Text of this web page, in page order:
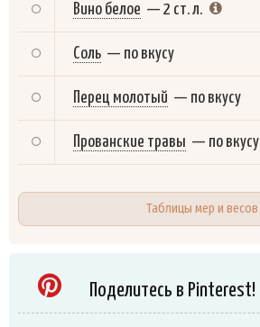
Вино белое — 2 ст. л.
Соль — по вкусу
Перец молотый — по вкусу
Прованские травы — по вкусу
Таблицы мер и весов
Поделитесь в Pinterest!